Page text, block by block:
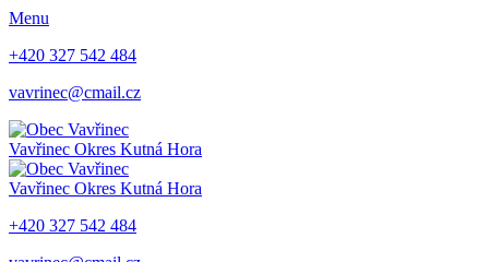
Menu
+420 327 542 484
vavrinec@cmail.cz
Vavřinec Okres Kutná Hora
Vavřinec Okres Kutná Hora
+420 327 542 484